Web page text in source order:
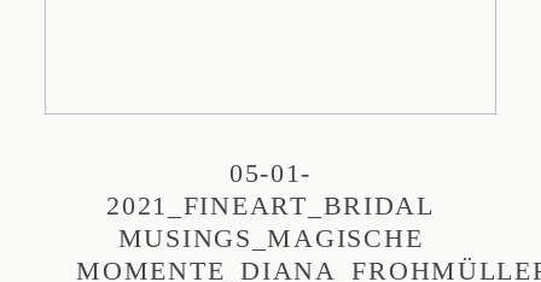
05-01-
2021_FINEART_BRIDAL
MUSINGS_MAGISCHE